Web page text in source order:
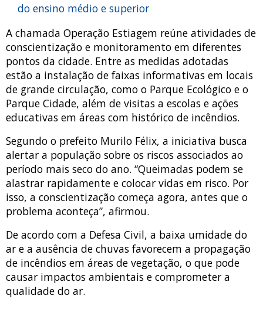
do ensino médio e superior
A chamada Operação Estiagem reúne atividades de
conscientização e monitoramento em diferentes
pontos da cidade. Entre as medidas adotadas
estão a instalação de faixas informativas em locais
de grande circulação, como o Parque Ecológico e o
Parque Cidade, além de visitas a escolas e ações
educativas em áreas com histórico de incêndios.
Segundo o prefeito Murilo Félix, a iniciativa busca
alertar a população sobre os riscos associados ao
período mais seco do ano. “Queimadas podem se
alastrar rapidamente e colocar vidas em risco. Por
isso, a conscientização começa agora, antes que o
problema aconteça”, afirmou.
De acordo com a Defesa Civil, a baixa umidade do
ar e a ausência de chuvas favorecem a propagação
de incêndios em áreas de vegetação, o que pode
causar impactos ambientais e comprometer a
qualidade do ar.